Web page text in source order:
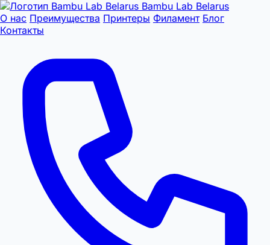
Bambu Lab Belarus
О нас Преимущества Принтеры Филамент Блог
Контакты